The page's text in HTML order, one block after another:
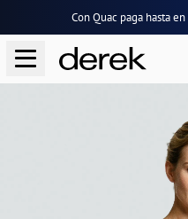
Con Quac paga hasta en